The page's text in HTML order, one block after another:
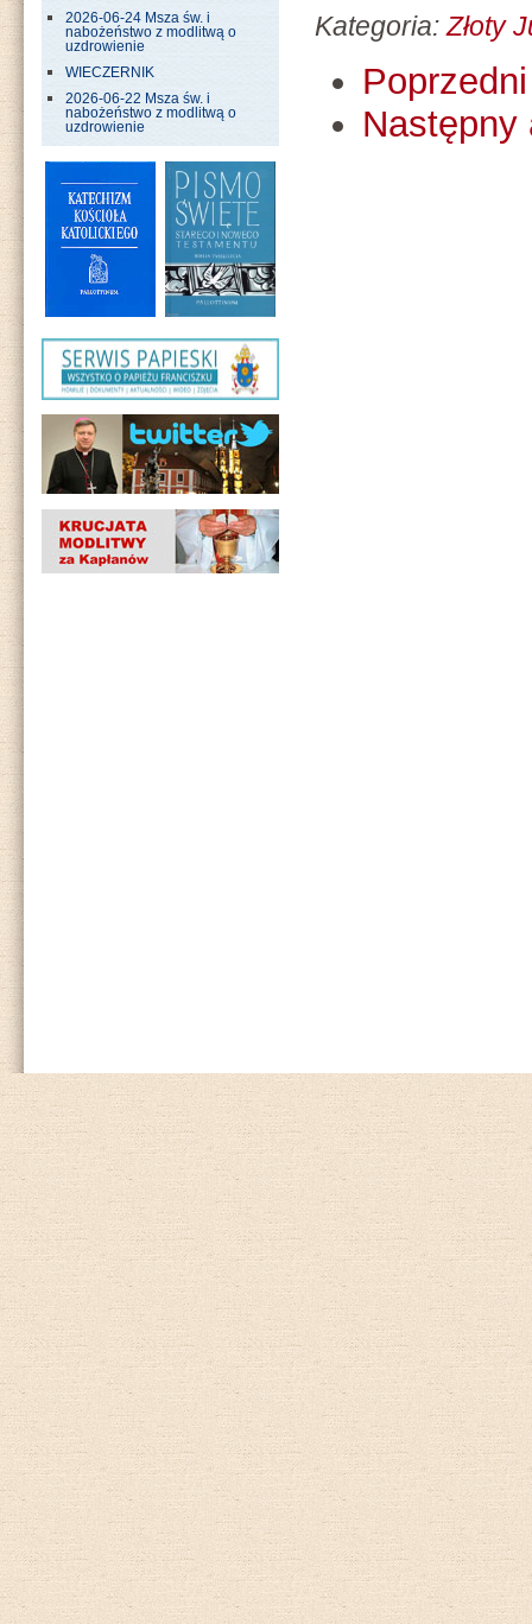
2026-06-24 Msza św. i
nabożeństwo z modlitwą o
uzdrowienie
WIECZERNIK
2026-06-22 Msza św. i
nabożeństwo z modlitwą o
uzdrowienie
Kategoria:Złoty
Następny